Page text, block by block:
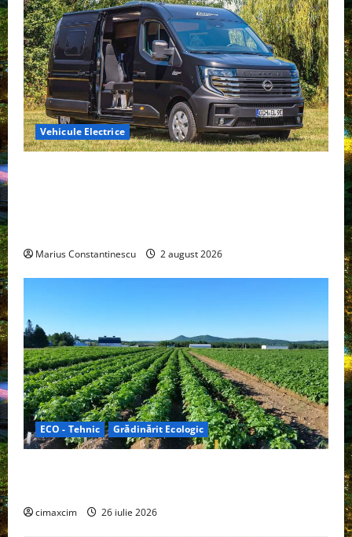
Vehicule Electrice
Marius Constantinescu 2 august 2026
ECO - Tehnic Grădinărit Ecologic
cimaxcim 26 iulie 2026